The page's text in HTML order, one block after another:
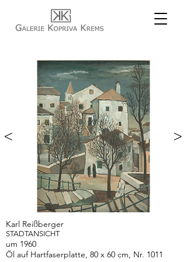
< >
Karl Reißberger
STADTANSICHT
um 1960
Öl auf Hartfaserplatte, 80 x 60 cm, Nr. 1011